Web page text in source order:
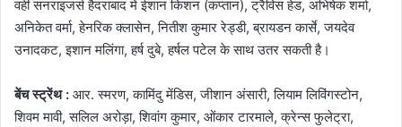
वहीं सनराइजर्स हैदराबाद में ईशान किशन (कप्तान), ट्रैविस हेड, अभिषेक शर्मा,
अनिकेत वर्मा, हेनरिक क्लासेन, नितीश कुमार रेड्डी, ब्रायडन कार्से, जयदेव
उनादकट, इशान मलिंगा, हर्ष दुबे, हर्षल पटेल के साथ उतर सकती है।
बेंच स्ट्रेंथ : आर. स्मरण, कामिंदु मेंडिस, जीशान अंसारी, लियाम लिविंगस्टोन,
शिवम मावी, सलिल अरोड़ा, शिवांग कुमार, ओंकार टारमाले, क्रेन्स फुलेट्रा,